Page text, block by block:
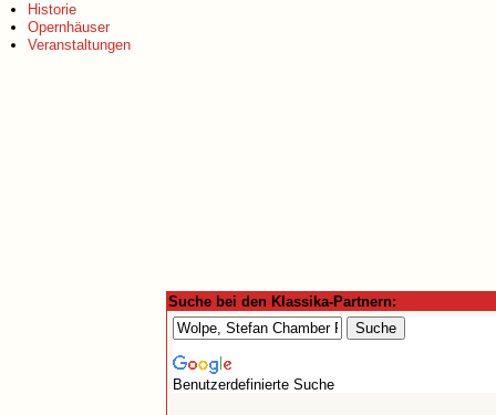
Historie
Opernhäuser
Veranstaltungen
Suche bei den Klassika-Partnern:
Benutzerdefinierte Suche